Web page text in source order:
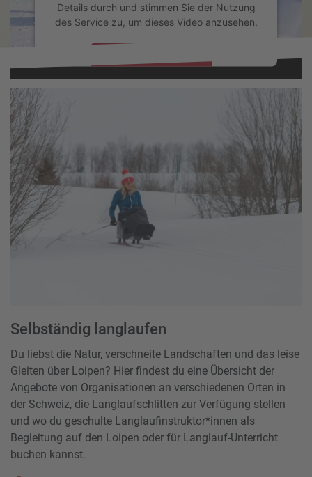
Details durch und stimmen Sie der Nutzung
des Service zu, um dieses Video anzusehen.
powered by Usercentrics Consent Management Platform
Selbständig langlaufen
Du liebst die Natur, verschneite Landschaften und das leise
Gleiten über Loipen? Hier findest du eine Übersicht der
Angebote von Organisationen an verschiedenen Orten in
der Schweiz, die Langlaufschlitten zur Verfügung stellen
und wo du geschulte Langlaufinstruktor*innen als
Begleitung auf den Loipen oder für Langlauf-Unterricht
buchen kannst.